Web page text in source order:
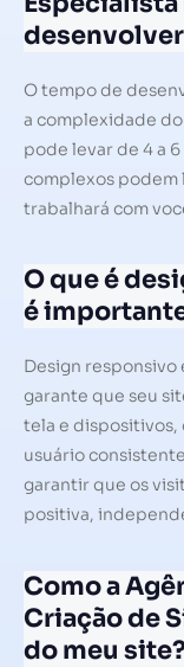
O tempo de
a complexidade
pode levar de 4 a
complexos podem
trabalhará com
O que é
é
Design responsivo
garante que seu
tela e
usuário
garantir que os
positiva,
Como a
Criação de
do meu site?